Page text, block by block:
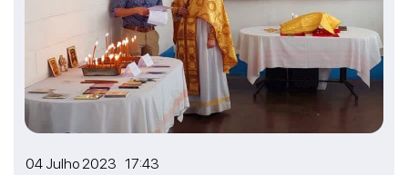
04 Julho 2023 17:43